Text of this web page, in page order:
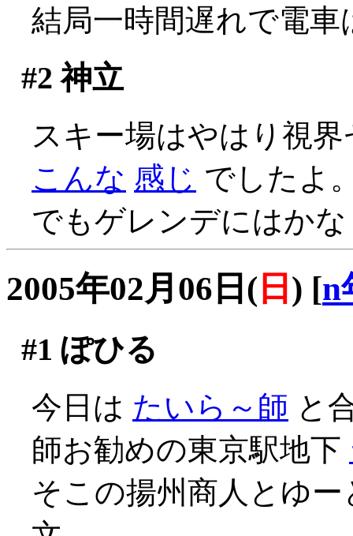
結局一時間遅れで電車
#2 神立
スキー場はやはり視
こんな 感じ でしたよ
でもゲレンデにはか
2005年02月06日( 日 ) [n
#1 ぽひる
今日は たいら～師 と
師お勧めの東京駅地下
そこの揚州商人とゆ